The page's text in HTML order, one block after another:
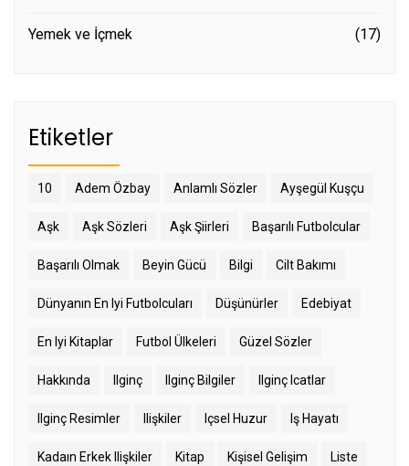
Yemek ve İçmek (17)
Etiketler
10 Adem Özbay Anlamlı Sözler Ayşegül Kuşçu
Aşk Aşk Sözleri Aşk Şiirleri Başarılı Futbolcular
Başarılı Olmak Beyin Gücü Bilgi Cilt Bakımı
Dünyanın En Iyi Futbolcuları Düşünürler Edebiyat
En Iyi Kitaplar Futbol Ülkeleri Güzel Sözler
Hakkında Ilginç Ilginç Bilgiler Ilginç Icatlar
Ilginç Resimler Ilişkiler Içsel Huzur Iş Hayatı
Kadaın Erkek Ilişkiler Kitap Kişisel Gelişim Liste